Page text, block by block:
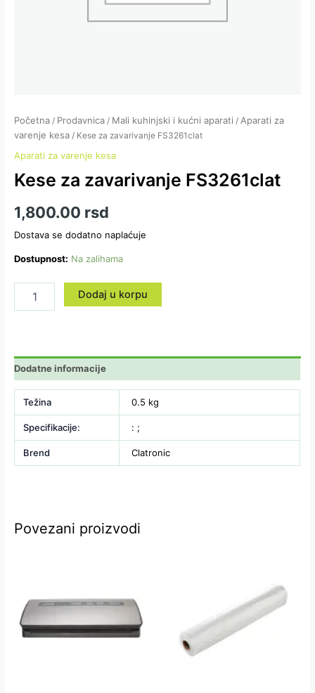
Početna / Prodavnica / Mali kuhinjski i kućni aparati /Aparati za
varenje kesa / Kese za zavarivanje FS3261clat
Aparati za varenje kesa
Kese za zavarivanje FS3261clat
1,800.00 rsd
Dostava se dodatno naplaćuje
Dostupnost: Na zalihama
Dodaj u korpu
Dodatne informacije
Težina 0.5 kg
Specifikacije: : ;
Brend Clatronic
Povezani proizvodi